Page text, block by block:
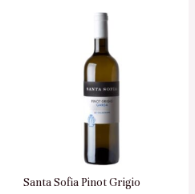
Santa Sofia Pinot Grigio